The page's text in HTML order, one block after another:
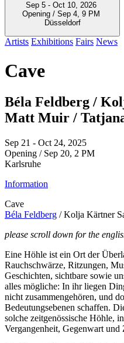
Sep 5 - Oct 10, 2026
Opening / Sep 4, 9 PM
Düsseldorf
Artists Exhibitions Fairs News
Cave
Béla Feldberg /
Matt Muir /
Sep 21 - Oct 24, 2025
Opening / Sep 20, 2 PM
Karlsruhe
Information
Cave
Béla Feldberg / Kolja Kärtner
please scroll down for the
Eine Höhle ist ein Ort der
Rauchschwärze, Ritzungen,
Geschichten, sichtbare sowie
alles mögliche: In ihr liegen
nicht zusammengehören, und
Bedeutungsebenen schaffen.
solche zeitgenössische Höhle,
Vergangenheit, Gegenwart und